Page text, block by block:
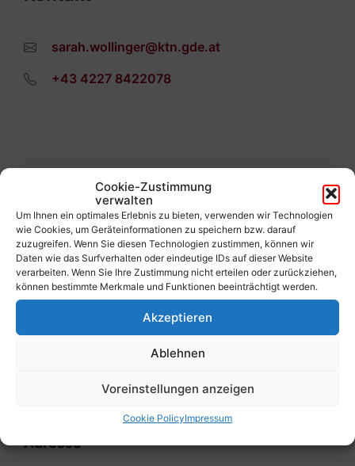
Cookie-Zustimmung
verwalten
Um Ihnen ein optimales Erlebnis zu bieten, verwenden wir Technologien
wie Cookies, um Geräteinformationen zu speichern bzw. darauf
zuzugreifen. Wenn Sie diesen Technologien zustimmen, können wir
Daten wie das Surfverhalten oder eindeutige IDs auf dieser Website
verarbeiten. Wenn Sie Ihre Zustimmung nicht erteilen oder zurückziehen,
können bestimmte Merkmale und Funktionen beeinträchtigt werden.
Akzeptieren
Ablehnen
Voreinstellungen anzeigen
Cookie PolicyImpressum
sarah.wollinger@ktn.gde.at
+43 4227 8422078
Vorherige
Bianca Ringswirth
Nächste
Robert Wakonig
Adresse